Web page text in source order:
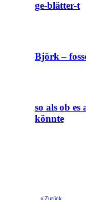
ge-blätter-t
Björk –
so als ob es
könnte
« Zurück